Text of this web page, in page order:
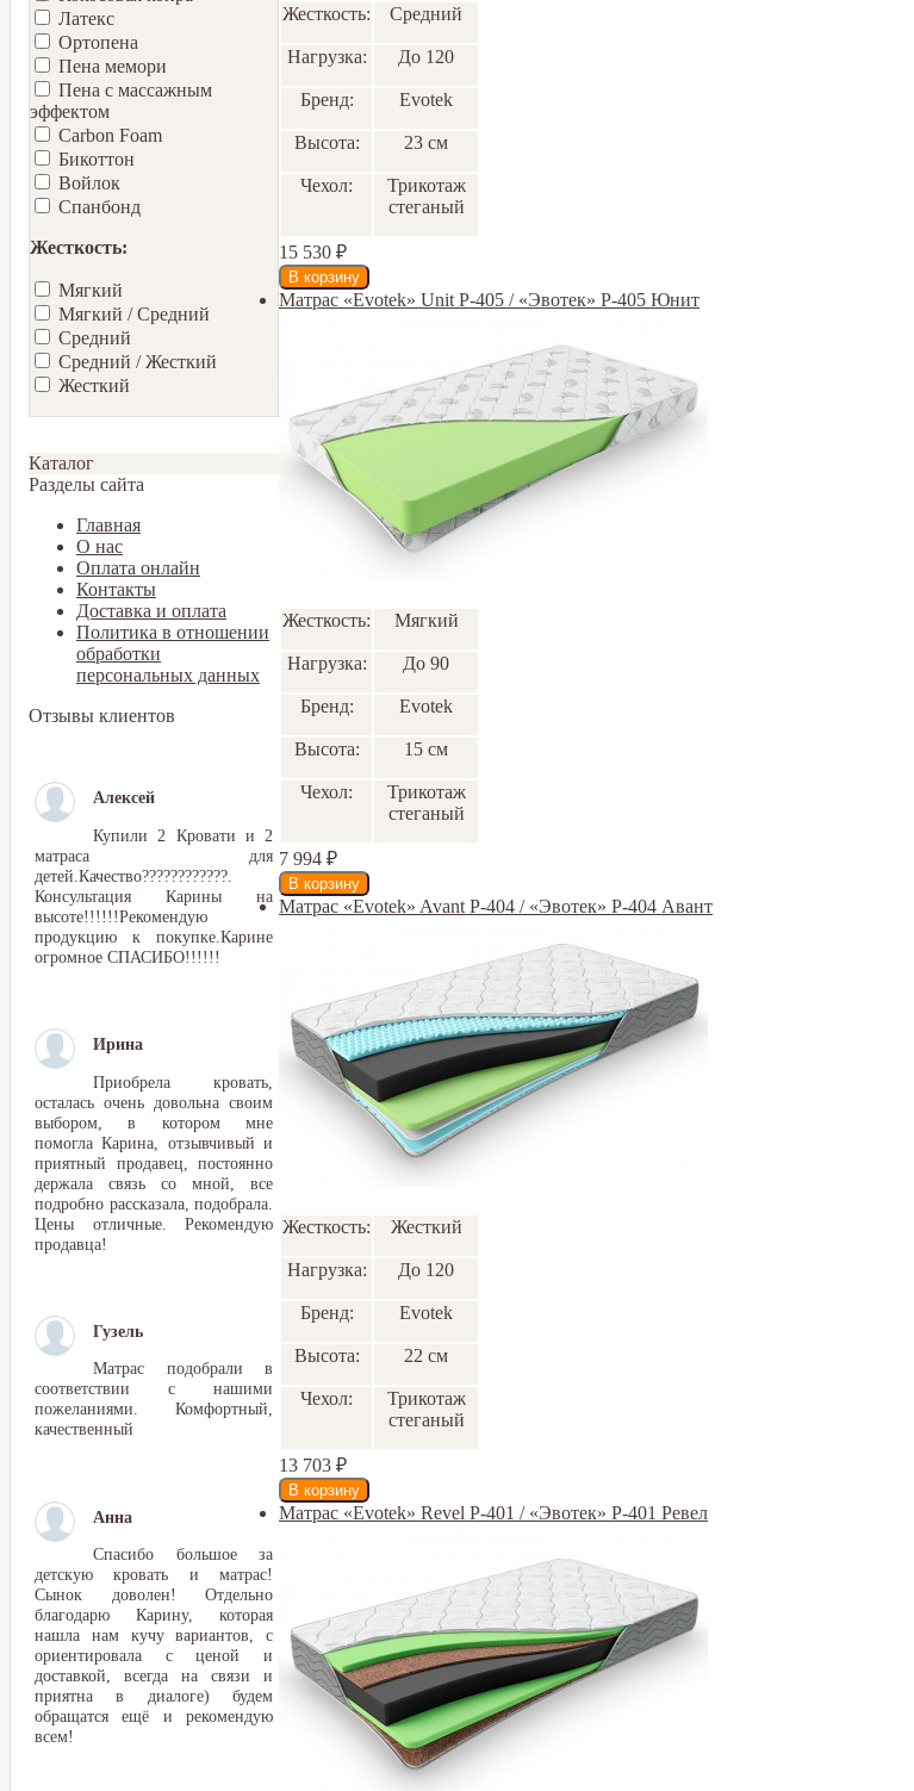
Латекс
Ортопена
Пена мемори
Пена с массажным
эффектом
Carbon Foam
Бикоттон
Войлок
Спанбонд
Жесткость:
Мягкий
Мягкий / Средний
Средний
Средний / Жесткий
Жесткий
Каталог
Разделы сайта
Главная
О нас
Оплата онлайн
Контакты
Доставка и оплата
Политика в отношении
обработки
персональных данных
Отзывы клиентов
Алексей
Купили 2 Кровати и 2
матраса для
детей.Качество????????????.
Консультация Карины на
высоте!!!!!!Рекомендую
продукцию к покупке.Карине
огромное СПАСИБО!!!!!!
Ирина
Приобрела кровать,
осталась очень довольна своим
выбором, в котором мне
помогла Карина, отзывчивый и
приятный продавец, постоянно
держала связь со мной, все
подробно рассказала, подобрала.
Цены отличные. Рекомендую
продавца!
Гузель
Матрас подобрали в
соответствии с нашими
пожеланиями. Комфортный,
качественный
Анна
Спасибо большое за
детскую кровать и матрас!
Сынок доволен! Отдельно
благодарю Карину, которая
нашла нам кучу вариантов, с
ориентировала с ценой и
доставкой, всегда на связи и
приятна в диалоге) будем
обращатся ещё и рекомендую
всем!
Жесткость: Средний
Нагрузка: До 120
Бренд: Еvotek
Высота: 23 см
Чехол:
Трикотаж
стеганый
15 530 ₽
Матрас «Evotek» Unit Р-405 / «Эвотек» Р-405 Юнит
Жесткость: Мягкий
Нагрузка: До 90
Бренд: Еvotek
Высота: 15 см
Чехол:
Трикотаж
стеганый
7 994 ₽
Матрас «Evotek» Avant Р-404 / «Эвотек» Р-404 Авант
Жесткость: Жесткий
Нагрузка: До 120
Бренд: Еvotek
Высота: 22 см
Чехол:
Трикотаж
стеганый
13 703 ₽
Матрас «Evotek» Revel Р-401 / «Эвотек» Р-401 Ревел